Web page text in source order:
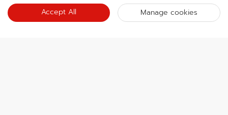
Accept All Manage cookies
มุ่งเน้นคุณภาพ
เรื่องราวความสำเร็จ
รายการกิจกรรม
ลิงก์
Hikvision eLearning